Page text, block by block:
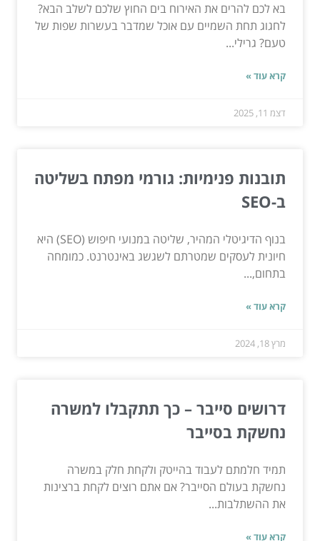
בא לכם להרים את האירוח בים החוץ שלכם לשלב הבא?
לחגוג תחת השמיים עם אוכל שמדבר בעשרות שפות של
טעם? גרילי...
קרא עוד »
דצמ 11, 2025
תובנות פנימיות: גורמי מפתח בשליטה
ב-SEO
בנוף הדיגיטלי המהיר, שליטה במנועי חיפוש (SEO) היא
חיונית לעסקים שמטרתם לשגשג באינטרנט. כמומחה
בתחום,...
קרא עוד »
מרץ 18, 2024
דרושים סייבר – כך תתקבלו למשרה
נחשקת בסייבר
תמיד חלמתם לעבוד בהייטק ולקחת חלק במשרה
נחשקת בעולם הסייבר? אם אתם רוצים לקחת ברצינות
את ההשתלבות...
קרא עוד »